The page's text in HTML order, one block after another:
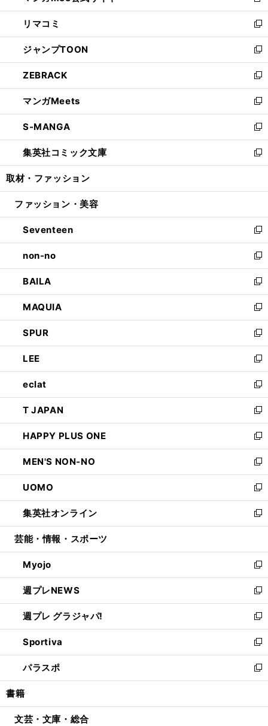
ウ
で
開
く
ン
ド
ウ
で
開
く
ウ
ィ
ン
ド
ウ
で
開
く
し
い
ウ
ィ
ン
ド
ウ
で
開
く
リマコミ
新
し
い
ウ
ィ
ン
ド
ウ
で
開
く
ジャンプTOON
新
し
い
ウ
ィ
ン
ド
ウ
で
開
ZEBRACK
新
し
い
ウ
ィ
ン
ド
ウ
開
マンガMeets
新
し
い
ウ
ィ
ン
ウ
開
く
S-MANGA
新
し
い
ウ
ン
ウ
で
開
く
集英社コミック文庫
新
し
ウ
ン
ド
ウ
で
開
く
取材・ファッション
ファッション・美容
Seventeen
新
し
い
ウ
ィ
ン
ド
ウ
で
開
く
non-no
新
し
い
ウ
ィ
ン
ド
ウ
で
開
く
BAILA
新
し
い
ウ
ィ
ン
ド
ウ
で
開
く
MAQUIA
新
し
い
ウ
ィ
ン
ド
ウ
で
開
く
SPUR
新
し
い
ウ
ィ
ン
ド
ウ
で
開
く
LEE
新
し
い
ウ
ィ
ン
ド
ウ
で
開
く
eclat
新
し
い
ウ
ィ
ン
ド
ウ
で
開
く
T JAPAN
新
し
い
ウ
ィ
ン
ド
ウ
で
開
HAPPY PLUS ONE
新
し
い
ウ
ィ
ン
ド
ウ
開
く
MEN'S NON-NO
新
し
い
ウ
ィ
ン
ウ
で
開
く
UOMO
新
し
い
ウ
ン
ド
ウ
で
開
く
集英社オンライン
新
し
ウ
ィ
ン
ド
ウ
で
開
く
芸能・情報・スポーツ
Myojo
新
し
い
ウ
ィ
ン
ド
ウ
で
開
週プレNEWS
新
し
い
ウ
ィ
ン
ド
ウ
開
週プレ グラジャパ!
新
し
い
ウ
ィ
ン
ウ
Sportiva
新
し
い
ウ
ン
パラスポ
新
し
ウ
書籍
文芸・文庫・総合